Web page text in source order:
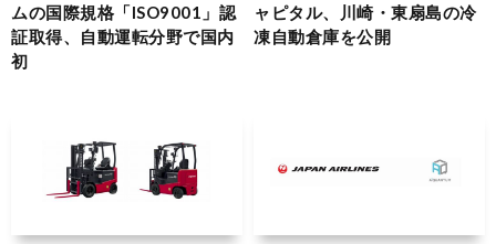
ムの国際規格「ISO9001」認
証取得、自動運転分野で国内
初
ャピタル、川崎・東扇島の冷
凍自動倉庫を公開